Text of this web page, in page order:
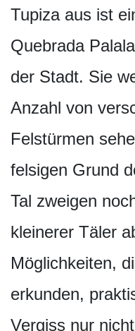
Tupiza aus ist
Quebrada
der Stadt. Sie
Anzahl von
Felstürmen
felsigen Grund
Tal zweigen
kleinerer Täler
Möglichkeiten,
erkunden,
Vergiss nur